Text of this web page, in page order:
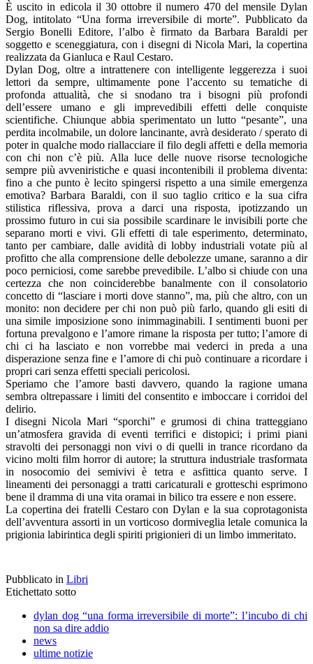
È uscito in edicola il 30 ottobre il numero 470 del mensile Dylan
Dog, intitolato “Una forma irreversibile di morte”. Pubblicato da
Sergio Bonelli Editore, l’albo è firmato da Barbara Baraldi per
soggetto e sceneggiatura, con i disegni di Nicola Mari, la copertina
realizzata da Gianluca e Raul Cestaro.
Dylan Dog, oltre a intrattenere con intelligente leggerezza i suoi
lettori da sempre, ultimamente pone l’accento su tematiche di
profonda attualità, che si snodano tra i bisogni più profondi
dell’essere umano e gli imprevedibili effetti delle conquiste
scientifiche. Chiunque abbia sperimentato un lutto “pesante”, una
perdita incolmabile, un dolore lancinante, avrà desiderato / sperato di
poter in qualche modo riallacciare il filo degli affetti e della memoria
con chi non c’è più. Alla luce delle nuove risorse tecnologiche
sempre più avveniristiche e quasi incontenibili il problema diventa:
fino a che punto è lecito spingersi rispetto a una simile emergenza
emotiva? Barbara Baraldi, con il suo taglio critico e la sua cifra
stilistica riflessiva, prova a darci una risposta, ipotizzando un
prossimo futuro in cui sia possibile scardinare le invisibili porte che
separano morti e vivi. Gli effetti di tale esperimento, determinato,
tanto per cambiare, dalle avidità di lobby industriali votate più al
profitto che alla comprensione delle debolezze umane, saranno a dir
poco perniciosi, come sarebbe prevedibile. L’albo si chiude con una
certezza che non coinciderebbe banalmente con il consolatorio
concetto di “lasciare i morti dove stanno”, ma, più che altro, con un
monito: non decidere per chi non può più farlo, quando gli esiti di
una simile imposizione sono inimmaginabili. I sentimenti buoni per
fortuna prevalgono e l’amore rimane la risposta per tutto; l’amore di
chi ci ha lasciato e non vorrebbe mai vederci in preda a una
disperazione senza fine e l’amore di chi può continuare a ricordare i
propri cari senza effetti speciali pericolosi.
Speriamo che l’amore basti davvero, quando la ragione umana
sembra oltrepassare i limiti del consentito e imboccare i corridoi del
delirio.
I disegni Nicola Mari “sporchi” e grumosi di china tratteggiano
un’atmosfera gravida di eventi terrifici e distopici; i primi piani
stravolti dei personaggi non vivi o di quelli in trance ricordano da
vicino molti film horror di autore; la struttura industriale trasformata
in nosocomio dei semivivi è tetra e asfittica quanto serve. I
lineamenti dei personaggi a tratti caricaturali e grotteschi esprimono
bene il dramma di una vita oramai in bilico tra essere e non essere.
La copertina dei fratelli Cestaro con Dylan e la sua coprotagonista
dell’avventura assorti in un vorticoso dormiveglia letale comunica la
prigionia labirintica degli spiriti prigionieri di un limbo immeritato.
Pubblicato in Libri
Etichettato sotto
dylan dog “una forma irreversibile di morte”: l’incubo di chi
non sa dire addio
news
ultime notizie